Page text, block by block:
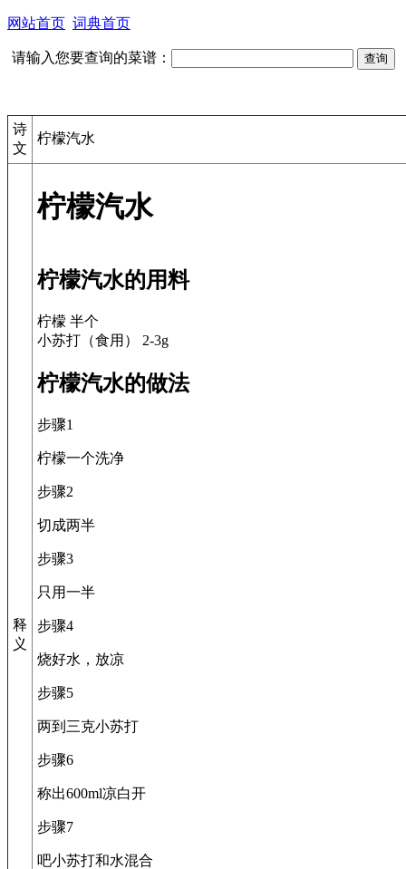
网站首页 词典首页
请输入您要查询的菜谱：
诗
文
柠檬汽水
释
义
柠檬汽水
柠檬汽水的用料
柠檬 半个
小苏打（食用） 2-3g
柠檬汽水的做法
步骤1
柠檬一个洗净
步骤2
切成两半
步骤3
只用一半
步骤4
烧好水，放凉
步骤5
两到三克小苏打
步骤6
称出600ml凉白开
步骤7
吧小苏打和水混合